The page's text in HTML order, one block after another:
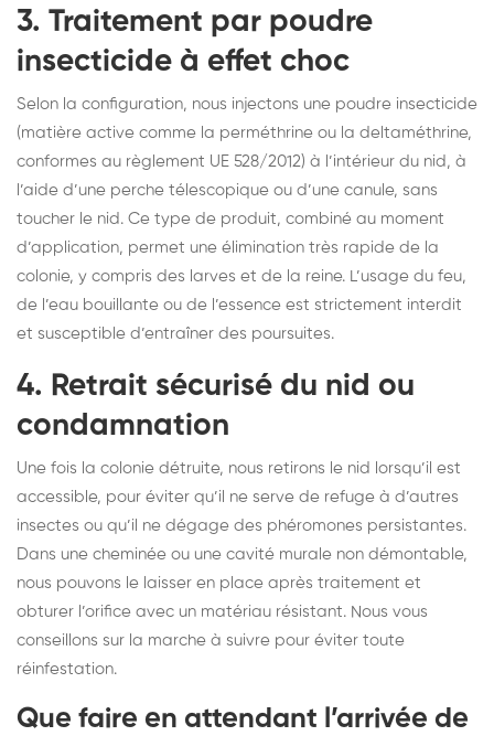
3. Traitement par poudre
insecticide à effet choc
Selon la configuration, nous injectons une poudre insecticide
(matière active comme la perméthrine ou la deltaméthrine,
conformes au règlement UE 528/2012) à l’intérieur du nid, à
l’aide d’une perche télescopique ou d’une canule, sans
toucher le nid. Ce type de produit, combiné au moment
d’application, permet une élimination très rapide de la
colonie, y compris des larves et de la reine. L’usage du feu,
de l’eau bouillante ou de l’essence est strictement interdit
et susceptible d’entraîner des poursuites.
4. Retrait sécurisé du nid ou
condamnation
Une fois la colonie détruite, nous retirons le nid lorsqu’il est
accessible, pour éviter qu’il ne serve de refuge à d’autres
insectes ou qu’il ne dégage des phéromones persistantes.
Dans une cheminée ou une cavité murale non démontable,
nous pouvons le laisser en place après traitement et
obturer l’orifice avec un matériau résistant. Nous vous
conseillons sur la marche à suivre pour éviter toute
réinfestation.
Que faire en attendant l’arrivée de